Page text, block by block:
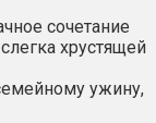
сочетание
хрустящей
ужину,